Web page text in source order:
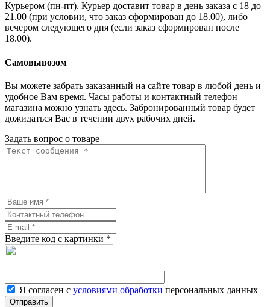
Курьером (пн-пт). Курьер доставит товар в день заказа с 18 до
21.00 (при условии, что заказ сформирован до 18.00), либо
вечером следующего дня (если заказ сформирован после
18.00).
Самовывозом
Вы можете забрать заказанный на сайте товар в любой день и
удобное Вам время. Часы работы и контактный телефон
магазина можно узнать здесь. Забронированный товар будет
дожидаться Вас в течении двух рабочих дней.
Задать вопрос о товаре
Введите код с картинки *
Я согласен с условиями обработки персональных данных
Отправить